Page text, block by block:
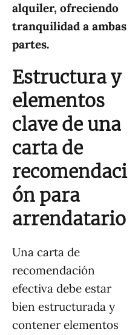
alquiler, ofreciendo
tranquilidad a ambas
partes.
Estructura y
elementos
clave de una
carta de
recomendaci
ón para
arrendatario
Una carta de
recomendación
efectiva debe estar
bien estructurada y
contener elementos